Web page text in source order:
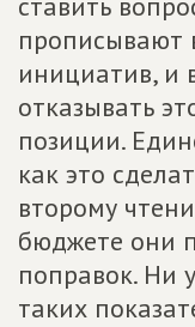
прописывают
инициатив, и
отказывать
позиции.
как это
второму
бюджете они
поправок. Ни
таких